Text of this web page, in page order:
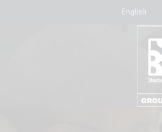
English